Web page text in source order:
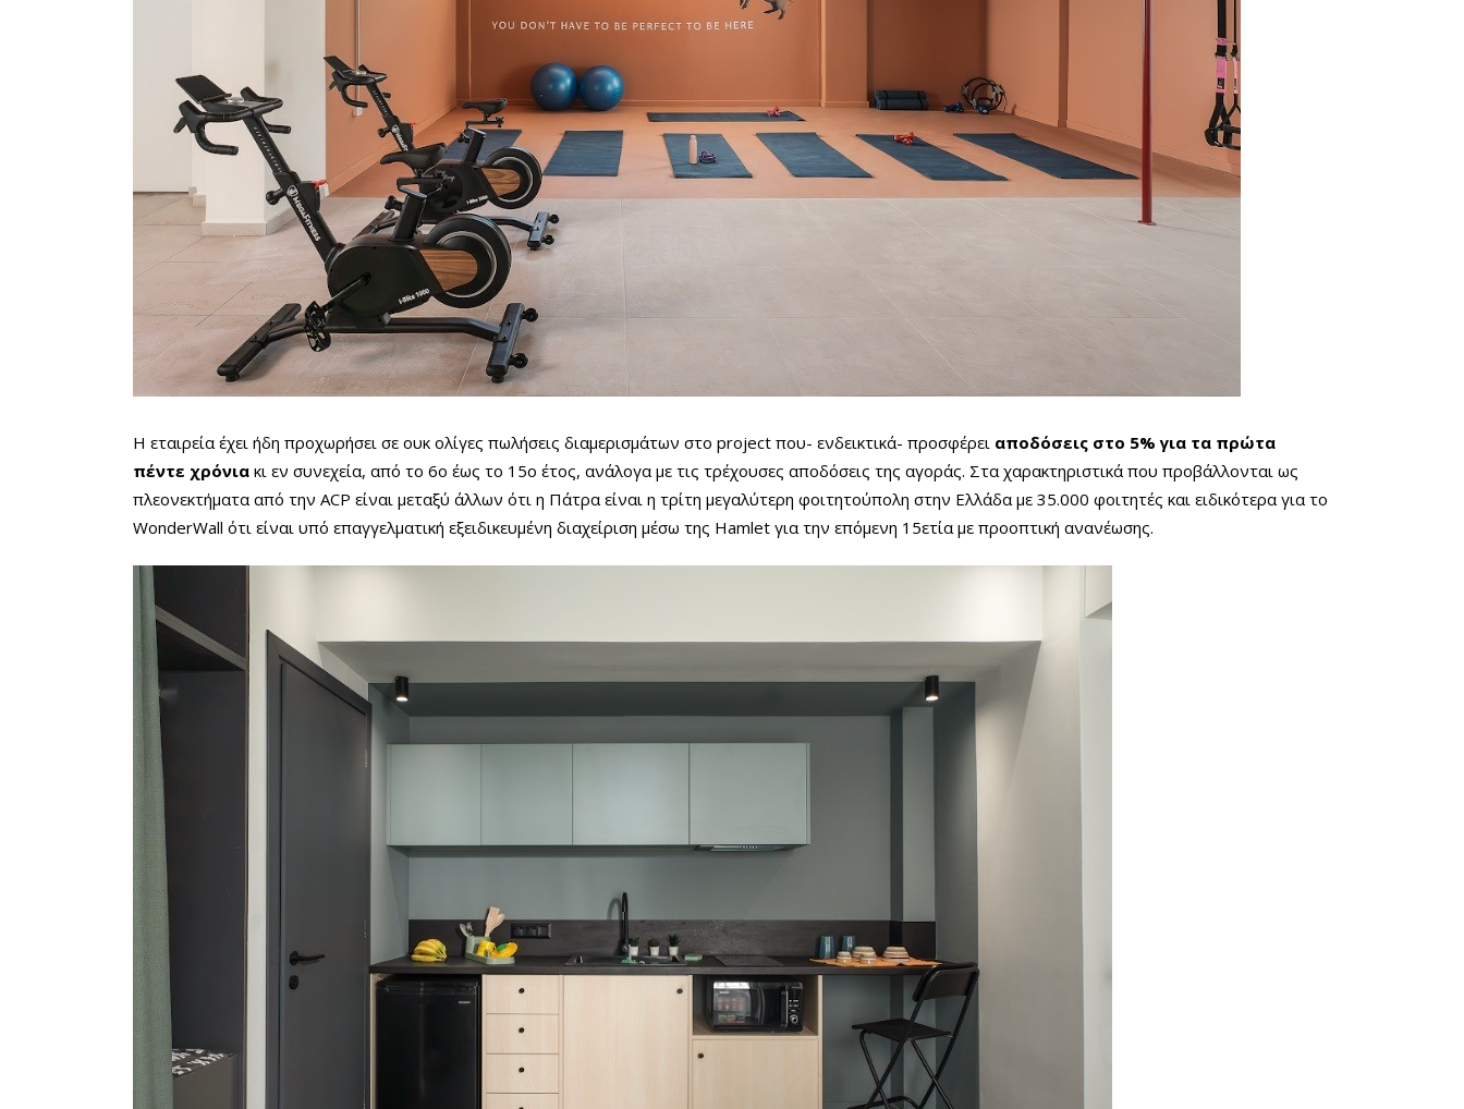
Η εταιρεία έχει ήδη προχωρήσει σε ουκ ολίγες πωλήσεις διαμερισμάτων στο project που- ενδεικτικά- προσφέρει αποδόσεις στο 5% για τα πρώτα
πέντε χρόνια κι εν συνεχεία, από το 6ο έως το 15ο έτος, ανάλογα με τις τρέχουσες αποδόσεις της αγοράς. Στα χαρακτηριστικά που προβάλλονται ως
πλεονεκτήματα από την ACP είναι μεταξύ άλλων ότι η Πάτρα είναι η τρίτη μεγαλύτερη φοιτητούπολη στην Ελλάδα με 35.000 φοιτητές και ειδικότερα για το
WonderWall ότι είναι υπό επαγγελματική εξειδικευμένη διαχείριση μέσω της Hamlet για την επόμενη 15ετία με προοπτική ανανέωσης.